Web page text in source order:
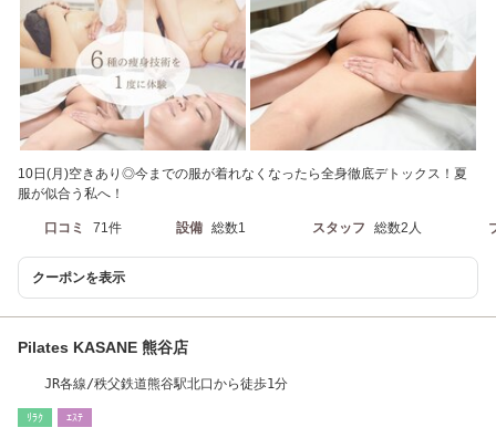
10日(月)空きあり◎今までの服が着れなくなったら全身徹底デトックス！夏
服が似合う私へ！
口コミ 71件 設備 総数1 スタッフ 総数2人
クーポンを表示
Pilates KASANE 熊谷店
JR各線/秩父鉄道熊谷駅北口から徒歩1分
ﾘﾗｸ ｴｽﾃ